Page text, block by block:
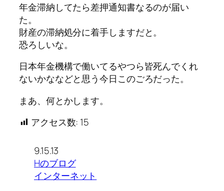
年金滞納してたら差押通知書なるのが届い
た。
財産の滞納処分に着手しますだと。
恐ろしいな。
日本年金機構で働いてるやつら皆死んでくれ
ないかななどと思う今日このごろだった。
まあ、何とかします。
アクセス数: 15
9.15.13
Hのブログ
インターネット